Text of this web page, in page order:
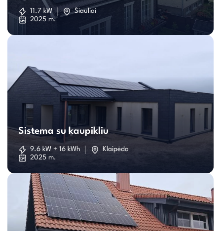
elektrinė
11.7 kW
Šiauliai
2025 m.
Sistema
su
kaupikliu
Sistema su kaupikliu
9.6 kW + 16 kWh
Klaipėda
2025 m.